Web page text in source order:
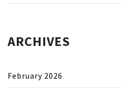
ARCHIVES
February 2026